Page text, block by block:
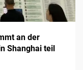
an der
Shanghai teil